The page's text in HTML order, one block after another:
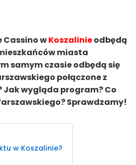
wKoszalinieodbędą
miasta
samym czasie odbędą się
połączone z
Jak wygląda program? Co
Sprawdzamy!
w Koszalinie?